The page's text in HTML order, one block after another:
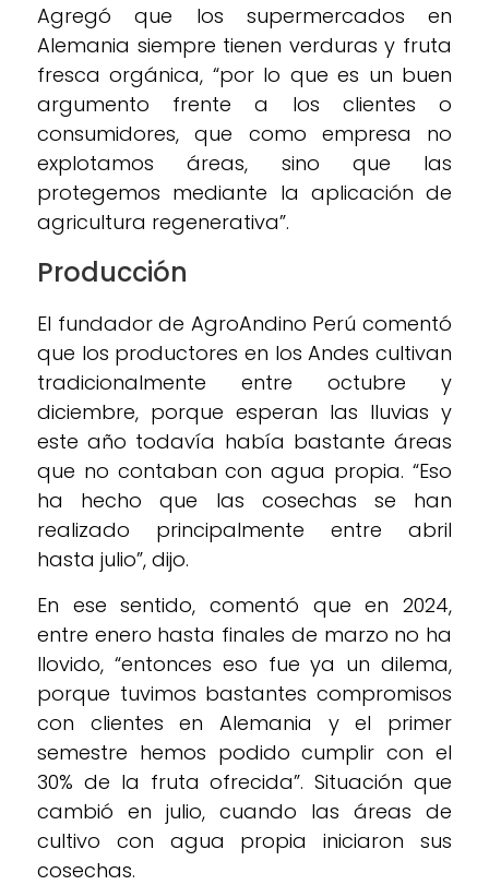
Agregó que los supermercados en
Alemania siempre tienen verduras y fruta
fresca orgánica, “por lo que es un buen
argumento frente a los clientes o
consumidores, que como empresa no
explotamos áreas, sino que las
protegemos mediante la aplicación de
agricultura regenerativa”.
Producción
El fundador de AgroAndino Perú comentó
que los productores en los Andes cultivan
tradicionalmente entre octubre y
diciembre, porque esperan las lluvias y
este año todavía había bastante áreas
que no contaban con agua propia. “Eso
ha hecho que las cosechas se han
realizado principalmente entre abril
hasta julio”, dijo.
En ese sentido, comentó que en 2024,
entre enero hasta finales de marzo no ha
llovido, “entonces eso fue ya un dilema,
porque tuvimos bastantes compromisos
con clientes en Alemania y el primer
semestre hemos podido cumplir con el
30% de la fruta ofrecida”. Situación que
cambió en julio, cuando las áreas de
cultivo con agua propia iniciaron sus
cosechas.